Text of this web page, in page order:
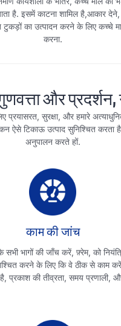
है. इसमें काटना शामिल है,आकार देने,
टुकड़ों का उत्पादन करने के लिए कच्चे
करना.
और प्रदर्शन,
प्रयासरत, सुरक्षा, और हमारे
ऐसे टिकाऊ उत्पाद सुनिश्चित करता
अनुपालन करते हों.
काम की जांच
सभी भागों की जाँच करें, फ़्रेम, को
करने के लिए कि वे ठीक से काम
है, प्रकाश की तीव्रता, समय प्रणाली,